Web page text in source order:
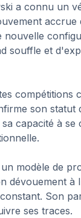
a connu un
accrue
nouvelle
souffle et
compétitions
son statut
capacité à se
modèle de
dévouement à
Son
ses traces.